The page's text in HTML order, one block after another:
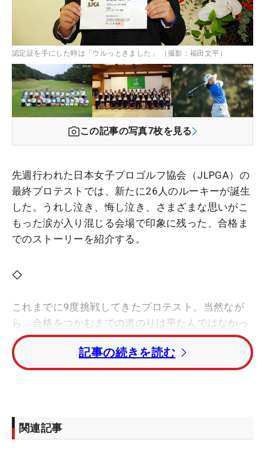
認定証を手にした時は「ウルっときました」 （撮影：福田文平）
この記事の写真7枚を見る
先週行われた日本女子プロゴルフ協会（JLPGA）の
最終プロテストでは、新たに26人のルーキーが誕生
した。うれし泣き、悔し泣き、さまざまな思いがこ
もった涙が入り混じる会場で印象に残った、合格ま
でのストーリーを紹介する。
◇
これまでに9度挑戦してきたプロテスト。当然なが
ら、合格をつかむまでの道のりは平たんではなかっ
た。それはゴルフ場で研修生をしながら、「やめよ
うかなと思った時期もありました」と、折れそうな
心を奮い立たせながらの日々。そして今年、上堂薗
「（入会式で）認定証をいただいだときには実感が
記事の続きを読む
関連記事